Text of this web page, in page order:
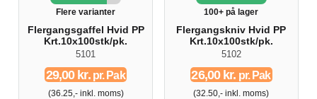
Flere varianter
Flergangsgaffel Hvid PP
Krt.10x100stk/pk.
5101
29,00 kr.pr. Pak
(36.25,- inkl. moms)
100+ på lager
Flergangskniv Hvid PP
Krt.10x100stk/pk.
5102
26,00 kr. pr. Pak
(32.50,- inkl. moms)